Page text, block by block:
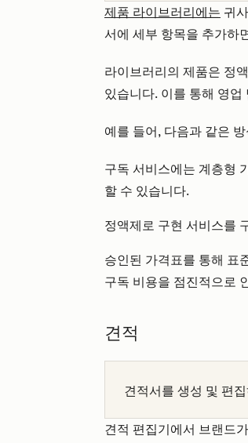
제품 라이브러리에는 귀
서에 세부 항목을 추가하
라이브러리의 제품은 정
있습니다. 이를 통해 영
예를 들어, 다음과 같은
구독 서비스에는 계층형
할 수 있습니다.
정액제로 구현 서비스를
승인된 가격표를 통해 표
구독 비용을 점진적으로
견적
견적서를 생성 및 편
견적 편집기에서 브랜드